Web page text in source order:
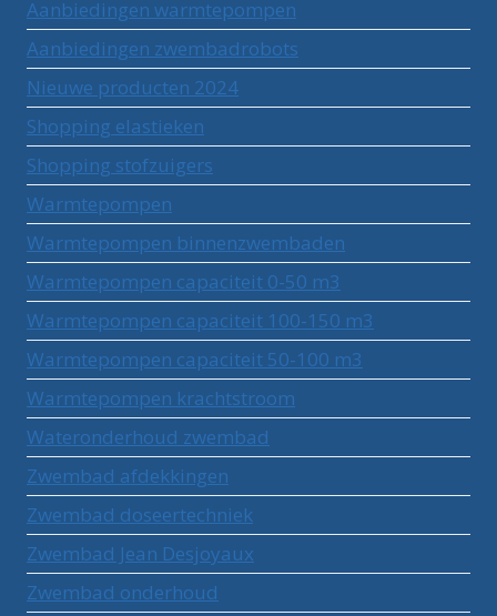
Aanbiedingen warmtepompen
Aanbiedingen zwembadrobots
Nieuwe producten 2024
Shopping elastieken
Shopping stofzuigers
Warmtepompen
Warmtepompen binnenzwembaden
Warmtepompen capaciteit 0-50 m3
Warmtepompen capaciteit 100-150 m3
Warmtepompen capaciteit 50-100 m3
Warmtepompen krachtstroom
Wateronderhoud zwembad
Zwembad afdekkingen
Zwembad doseertechniek
Zwembad Jean Desjoyaux
Zwembad onderhoud